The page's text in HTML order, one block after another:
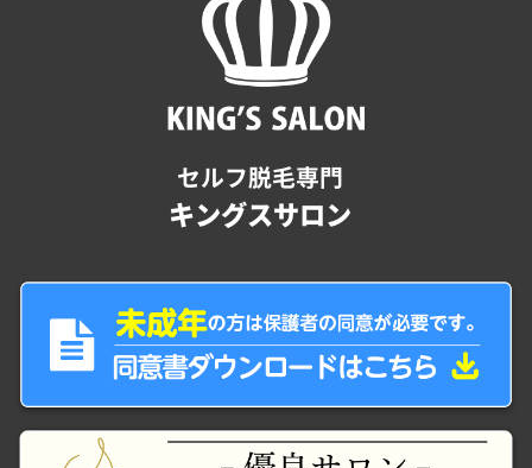
セルフ脱毛専門
キングスサロン